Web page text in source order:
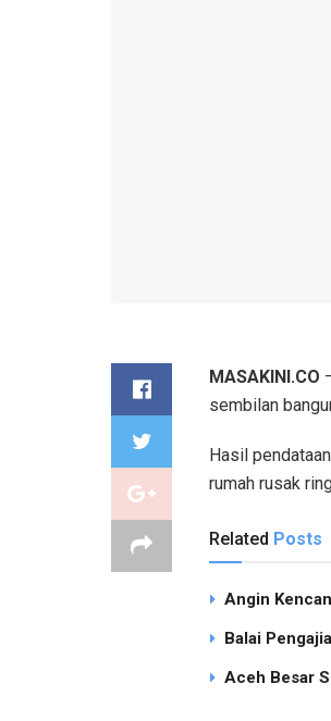
MASAKINI.CO
sembilan
Hasil
rumah rusak
Related Posts
Angin
Balai
Aceh Besar